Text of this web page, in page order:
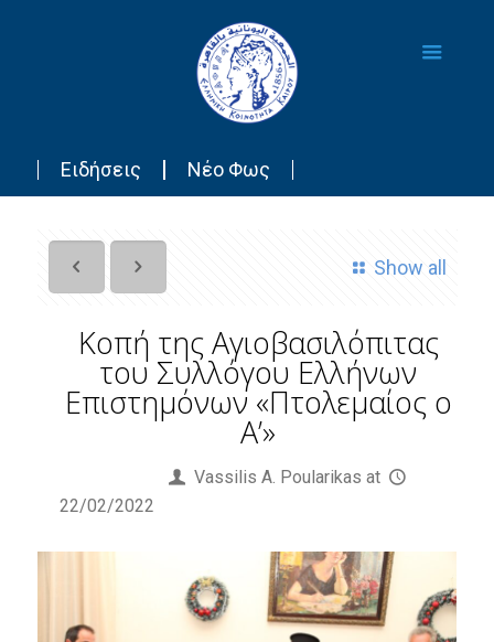
Ειδήσεις Νέο Φως
Show all
Κοπή της Αγιοβασιλόπιτας
του Συλλόγου Ελλήνων
Επιστημόνων «Πτολεμαίος ο
Α’»
Vassilis Α. Poularikas at
22/02/2022